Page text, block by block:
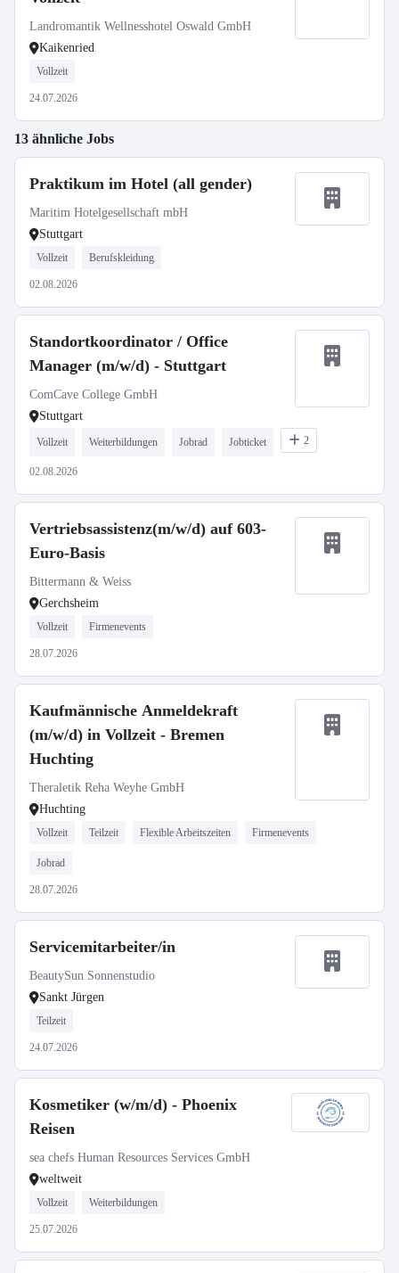
Landromantik Wellnesshotel Oswald GmbH
Kaikenried
Vollzeit
24.07.2026
13 ähnliche Jobs
Praktikum im Hotel (all gender)
Maritim Hotelgesellschaft mbH
Stuttgart
Vollzeit Berufskleidung
02.08.2026
Standortkoordinator / Office
Manager (m/w/d) - Stuttgart
ComCave College GmbH
Stuttgart
Vollzeit Weiterbildungen Jobrad Jobticket 2
02.08.2026
Vertriebsassistenz(m/w/d) auf 603-
Euro-Basis
Bittermann & Weiss
Gerchsheim
Vollzeit Firmenevents
28.07.2026
Kaufmännische Anmeldekraft
(m/w/d) in Vollzeit - Bremen
Huchting
Theraletik Reha Weyhe GmbH
Huchting
Vollzeit Teilzeit Flexible Arbeitszeiten Firmenevents
Jobrad
28.07.2026
Servicemitarbeiter/in
BeautySun Sonnenstudio
Sankt Jürgen
Teilzeit
24.07.2026
Kosmetiker (w/m/d) - Phoenix
Reisen
sea chefs Human Resources Services GmbH
weltweit
Vollzeit Weiterbildungen
25.07.2026